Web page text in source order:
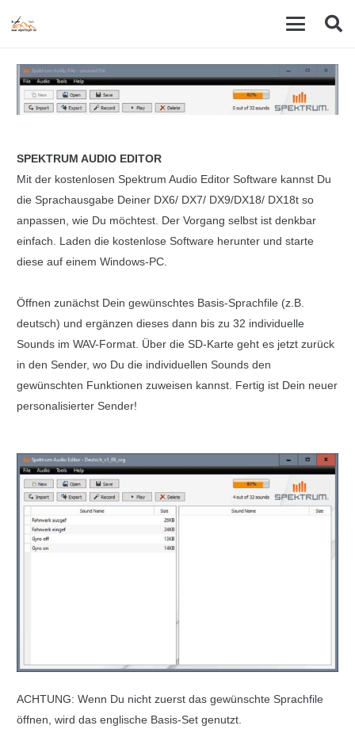
SPEKTRUM AUDIO EDITOR
Mit der kostenlosen Spektrum Audio Editor Software kannst Du
die Sprachausgabe Deiner DX6/ DX7/ DX9/DX18/ DX18t so
anpassen, wie Du möchtest. Der Vorgang selbst ist denkbar
einfach. Laden die kostenlose Software herunter und starte
diese auf einem Windows-PC.
Öffnen zunächst Dein gewünschtes Basis-Sprachfile (z.B.
deutsch) und ergänzen dieses dann bis zu 32 individuelle
Sounds im WAV-Format. Über die SD-Karte geht es jetzt zurück
in den Sender, wo Du die individuellen Sounds den
gewünschten Funktionen zuweisen kannst. Fertig ist Dein neuer
personalisierter Sender!
ACHTUNG: Wenn Du nicht zuerst das gewünschte Sprachfile
öffnen, wird das englische Basis-Set genutzt.